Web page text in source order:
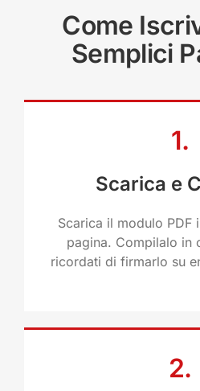
Come
Semplici
1.
Scarica e
Scarica il modulo PDF
pagina. Compilalo in
ricordati di firmarlo su
2.